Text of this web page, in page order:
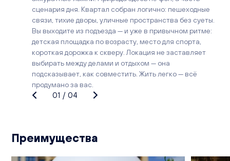
сценария дня. Квартал собран логично: пешеходные
связи, тихие дворы, уличные пространства без суеты.
Вы выходите из подъезда — и уже в привычном ритме:
детская площадка по возрасту, место для спорта,
короткая дорожка к скверу. Локация не заставляет
выбирать между делами и отдыхом — она
подсказывает, как совместить. Жить легко — всё
продумано за вас.
01 / 04
Преимущества